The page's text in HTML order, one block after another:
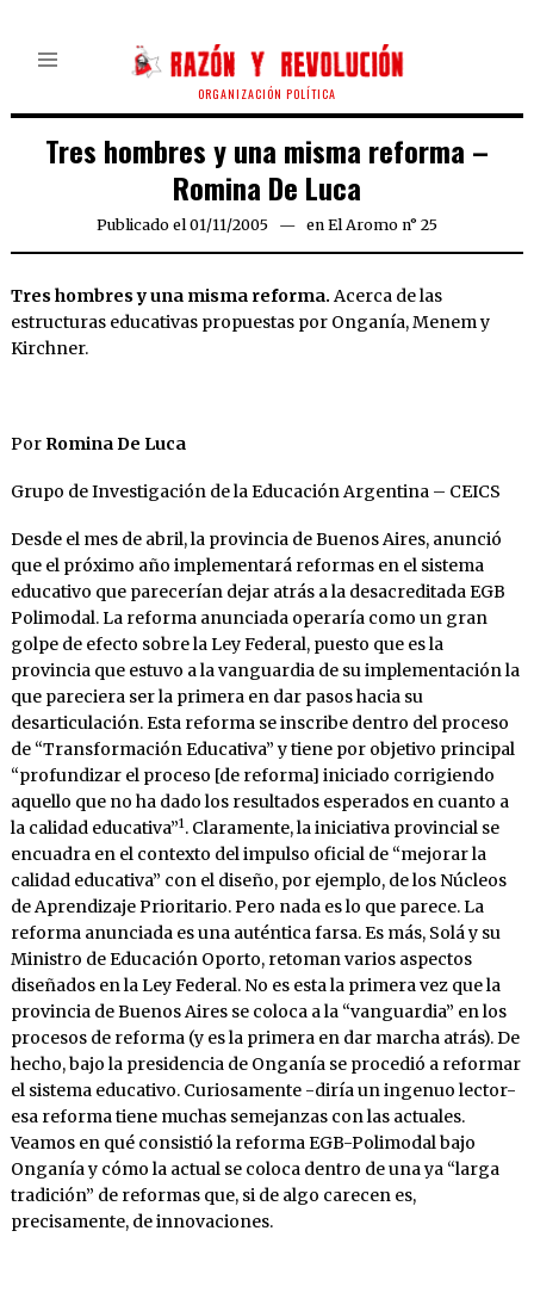
ORGANIZACIÓN POLÍTICA
Tres hombres y una misma reforma –
Romina De Luca
Publicado el 01/11/200522/03/2020
en El Aromo n° 25
Tres hombres y una misma reforma. Acerca de las
estructuras educativas propuestas por Onganía, Menem y
Kirchner.
Por Romina De Luca
Grupo de Investigación de la Educación Argentina – CEICS
Desde el mes de abril, la provincia de Buenos Aires, anunció
que el próximo año implementará reformas en el sistema
educativo que parecerían dejar atrás a la desacreditada EGB
Polimodal. La reforma anunciada operaría como un gran
golpe de efecto sobre la Ley Federal, puesto que es la
provincia que estuvo a la vanguardia de su implementación la
que pareciera ser la primera en dar pasos hacia su
desarticulación. Esta reforma se inscribe dentro del proceso
de “Transformación Educativa” y tiene por objetivo principal
“profundizar el proceso [de reforma] iniciado corrigiendo
aquello que no ha dado los resultados esperados en cuanto a
la calidad educativa”1. Claramente, la iniciativa provincial se
encuadra en el contexto del impulso oficial de “mejorar la
calidad educativa” con el diseño, por ejemplo, de los Núcleos
de Aprendizaje Prioritario. Pero nada es lo que parece. La
reforma anunciada es una auténtica farsa. Es más, Solá y su
Ministro de Educación Oporto, retoman varios aspectos
diseñados en la Ley Federal. No es esta la primera vez que la
provincia de Buenos Aires se coloca a la “vanguardia” en los
procesos de reforma (y es la primera en dar marcha atrás). De
hecho, bajo la presidencia de Onganía se procedió a reformar
el sistema educativo. Curiosamente -diría un ingenuo lector-
esa reforma tiene muchas semejanzas con las actuales.
Veamos en qué consistió la reforma EGB-Polimodal bajo
Onganía y cómo la actual se coloca dentro de una ya “larga
tradición” de reformas que, si de algo carecen es,
precisamente, de innovaciones.